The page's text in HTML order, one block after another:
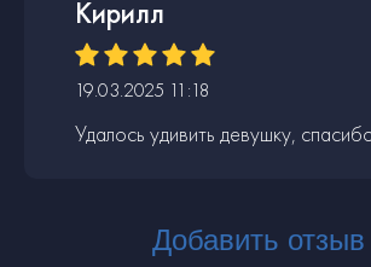
Кирилл
19.03.2025 11:18
Удалось удивить девушку,
Добавить отзыв